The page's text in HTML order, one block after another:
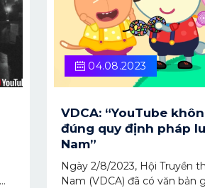
04.08.2023
VDCA: “YouTube
đúng quy định pháp
Nam”
Ngày 2/8/2023, Hội Truyền
Nam (VDCA) đã có văn bản